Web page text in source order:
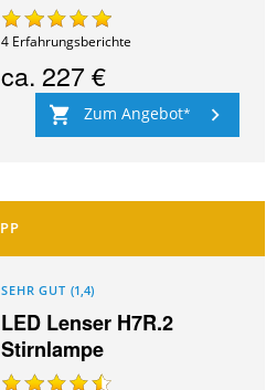
4 Erfahrungsberichte
ca.227 €
Zum Angebot
SEHR GUT (1,4)
LED Lenser H7R.2
Stirnlampe